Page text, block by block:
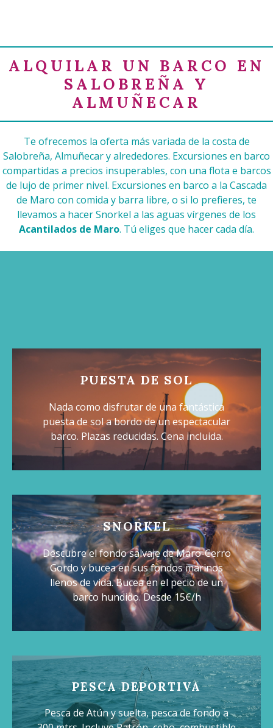
ALQUILAR UN BARCO EN
SALOBREÑA Y
ALMUÑECAR
Te ofrecemos la oferta más variada de la costa de
Salobreña, Almuñecar y alrededores. Excursiones en barco
compartidas a precios insuperables, con una flota e barcos
de lujo de primer nivel. Excursiones en barco a la Cascada
de Maro con comida y barra libre, o si lo prefieres, te
llevamos a hacer Snorkel a las aguas vírgenes de los
Acantilados de Maro. Tú eliges que hacer cada día.
PUESTA DE SOL
Nada como disfrutar de una fantástica
puesta de sol a bordo de un espectacular
barco. Plazas reducidas. Cena incluida.
SNORKEL
Descubre el fondo salvaje de Maro-Cerro
Gordo y bucea en sus fondos marinos
llenos de vida. Bucea en el pecio de un
barco hundido. Desde 15€/h
PESCA DEPORTIVA
Pesca de Atún y suelta, pesca de fondo a